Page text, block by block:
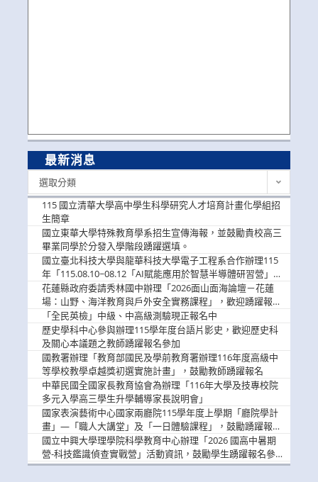
最新消息
選取分類
115 國立清華大學高中學生科學研究人才培育計畫化學組招
生簡章
國立東華大學特殊教育學系招生宣傳海報，並鼓勵貴校高三
畢業同學於分發入學階段踴躍選填。
國立臺北科技大學與龍華科技大學電子工程系合作辦理115
年「115.08.10~08.12「AI賦能應用於智慧半導體研習營」，
歡迎學生踴躍報名參加
花蓮縣政府委請秀林國中辦理「2026面山面海論壇－花蓮
場：山野、海洋教育與戶外安全實務課程」，歡迎踴躍報名
參加
「全民英檢」中級、中高級測驗現正報名中
歷史學科中心參與辦理115學年度台語片影史，歡迎歷史科
及關心本議題之教師踴躍報名參加
國教署辦理「教育部國民及學前教育署辦理116年度高級中
等學校教學卓越獎初選實施計畫」，鼓勵教師踴躍報名
中華民國全國家長教育協會為辦理「116年大學及技專校院
多元入學高三學生升學輔導家長說明會」
國家表演藝術中心國家兩廳院115學年度上學期「廳院學計
畫」—「職人大講堂」及「一日體驗課程」，鼓勵踴躍報名
參與。
國立中興大學理學院科學教育中心辦理「2026 國高中暑期
營-科技鑑識偵查實戰營」活動資訊，鼓勵學生踴躍報名參
加。